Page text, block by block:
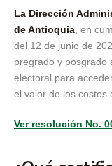
La Dirección
de Antioquia , en
del 12 de junio de
pregrado y posgrado
electoral para
el valor de los costos
Ver resolución No.